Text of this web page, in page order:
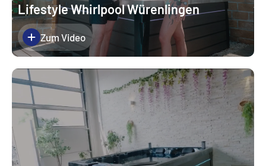
Lifestyle Whirlpool Würenlingen
Zum Video